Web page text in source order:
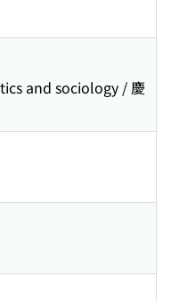
and sociology / 慶